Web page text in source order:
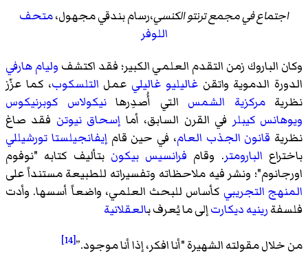
اجتماع في مجمع ترنتو الكنسي،رسام بندقي مجهول،متحف
اللوفر
وكان الباروك زمن التقدم العلمي الكبير؛ فقد اكتشف وليام هارفي
الدورة الدموية واتقنغاليليو غاليلي عمل التلسكوب، كما عزّز
نظريةمركزية الشمس التي أُصدِرهانيكولاس كوبرنيكوس
ويوهانس كيبلر في القرن السابق، أما إسحاق نيوتن فقد صاغ
نظرية قانون الجذب العام، في حين قامإيفانجيلستا تورشيللي
باختراع البارومتر. وقام فرانسيس بيكون بتأليف كتابه "نوفوم
اورجانوم"؛ ونشر فيه ملاحظاته وتفسيراته للطبيعة مستنداً على
المنهج التجريبي كأساس للبحث العلمي، واضعاً أسسها. وأدت
فلسفةرينيه ديكارتإلى ما يُعرف بالعقلانية
من خلال مقولته الشهيرة "أنا افكر، إذا أنا موجود.”[14]